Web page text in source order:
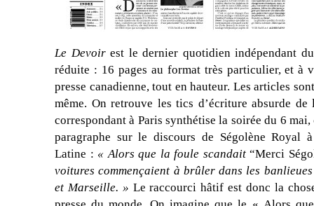
Le Devoirest le dernier quotidien indépendant
réduite : 16 pages au format très particulier, et à
presse canadienne, tout en hauteur. Les articles
même. On retrouve les tics d’écriture absurde
correspondant à Paris synthétise la soirée du 6
paragraphe sur le discours de Ségolène Royal
Latine : « Alors que la foule scandait “Merci
voitures commençaient à brûler dans les
et Marseille. » Le raccourci hâtif est donc la